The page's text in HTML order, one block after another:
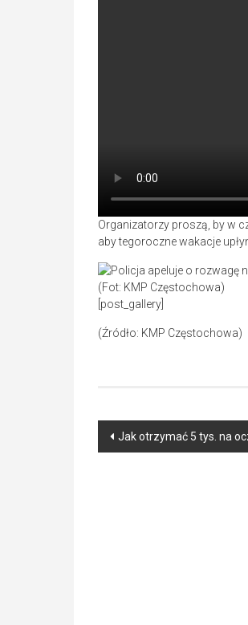
Organizatorzy proszą, by w
aby tegoroczne wakacje
(Fot: KMP Częstochowa)
[post_gallery]
(Źródło: KMP Częstochowa)
Post
Jak otrzymać 5 tys. na